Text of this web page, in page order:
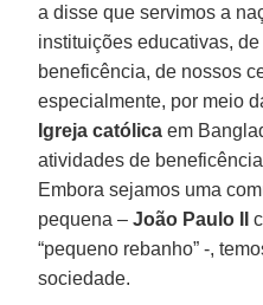
a disse que servimos a
instituições educativas,
beneficência, de nossos
especialmente, por meio
Igreja católica em
atividades de
Embora sejamos uma
pequena –João Paulo II
“pequeno rebanho” -,
sociedade.